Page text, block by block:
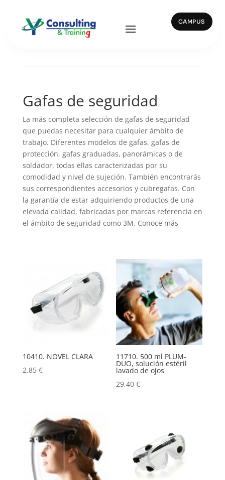
CAMPUS
Gafas de seguridad
La más completa selección de gafas de seguridad
que puedas necesitar para cualquier ámbito de
trabajo. Diferentes modelos de gafas, gafas de
protección, gafas graduadas, panorámicas o de
soldador, todas ellas caracterizadas por su
comodidad y nivel de sujeción. También encontrarás
sus correspondientes accesorios y cubregafas. Con
la garantía de estar adquiriendo productos de una
elevada calidad, fabricadas por marcas referencia en
el ámbito de seguridad como 3M. Conoce más
10410. NOVEL CLARA
2,85 €
11710. 500 ml PLUM-
DUO, solución estéril
lavado de ojos
29,40€